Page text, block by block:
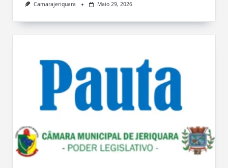
Camarajeriquara Maio 29, 2026